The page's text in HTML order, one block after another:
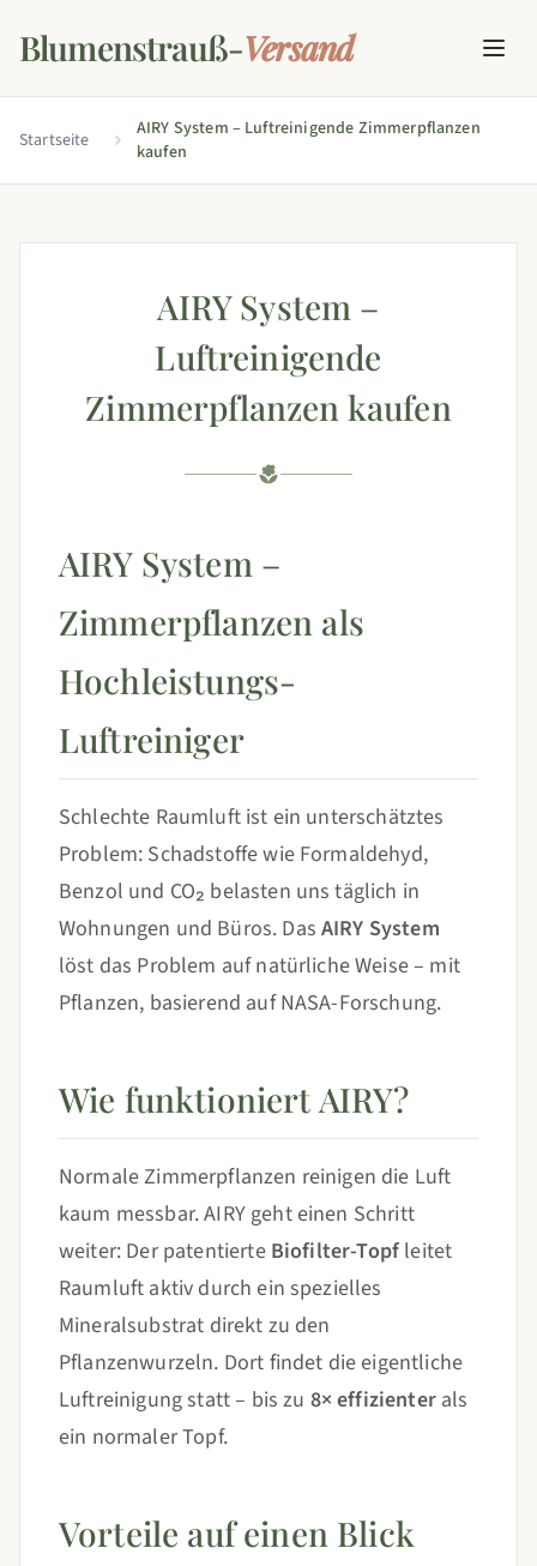
Blumenstrauß-Versand
Startseite
AIRY System – Luftreinigende Zimmerpflanzen
kaufen
AIRY System –
Luftreinigende
Zimmerpflanzen kaufen
AIRY System –
Zimmerpflanzen als
Hochleistungs-
Luftreiniger
Schlechte Raumluft ist ein unterschätztes
Problem: Schadstoffe wie Formaldehyd,
Benzol und CO₂ belasten uns täglich in
Wohnungen und Büros. DasAIRY System
löst das Problem auf natürliche Weise – mit
Pflanzen, basierend auf NASA-Forschung.
Wie funktioniert AIRY?
Normale Zimmerpflanzen reinigen die Luft
kaum messbar. AIRY geht einen Schritt
weiter: Der patentierte Biofilter-Topf leitet
Raumluft aktiv durch ein spezielles
Mineralsubstrat direkt zu den
Pflanzenwurzeln. Dort findet die eigentliche
Luftreinigung statt – bis zu 8× effizienterals
ein normaler Topf.
Vorteile auf einen Blick